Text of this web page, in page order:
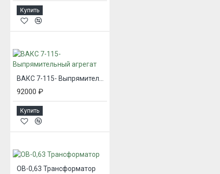
Купить
92000 ₽
Купить
ОВ-0,63 Трансформатор